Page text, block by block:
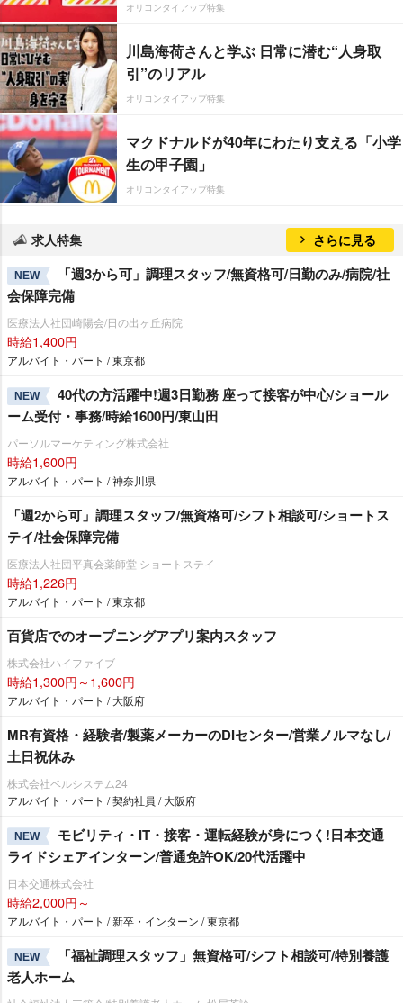
オリコンタイアップ特集
川島海荷さんと学ぶ 日常に潜む“人身取
引”のリアル
オリコンタイアップ特集
マクドナルドが40年にわたり支える「小学
生の甲子園」
オリコンタイアップ特集
求人特集 さらに見る
NEW
「週3から可」調理スタッフ/無資格可/日勤のみ/病院/社
会保障完備
医療法人社団崎陽会/日の出ヶ丘病院
時給1,400円
アルバイト・パート / 東京都
NEW
40代の方活躍中!週3日勤務 座って接客が中心/ショール
ーム受付・事務/時給1600円/東山田
パーソルマーケティング株式会社
時給1,600円
アルバイト・パート / 神奈川県
「週2から可」調理スタッフ/無資格可/シフト相談可/ショートス
テイ/社会保障完備
医療法人社団平真会薬師堂 ショートステイ
時給1,226円
アルバイト・パート / 東京都
百貨店でのオープニングアプリ案内スタッフ
株式会社ハイファイブ
時給1,300円～1,600円
アルバイト・パート / 大阪府
MR有資格・経験者/製薬メーカーのDIセンター/営業ノルマなし/
土日祝休み
株式会社ベルシステム24
アルバイト・パート / 契約社員 / 大阪府
NEW
モビリティ・IT・接客・運転経験が身につく!日本交通
ライドシェアインターン/普通免許OK/20代活躍中
日本交通株式会社
時給2,000円～
アルバイト・パート / 新卒・インターン / 東京都
NEW
「福祉調理スタッフ」無資格可/シフト相談可/特別養護
老人ホーム